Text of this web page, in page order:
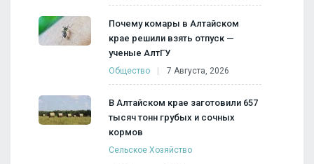
Почему комары в Алтайском
крае решили взять отпуск —
ученые АлтГУ
Общество 7 Августа, 2026
В Алтайском крае заготовили 657
тысяч тонн грубых и сочных
кормов
Сельское Хозяйство